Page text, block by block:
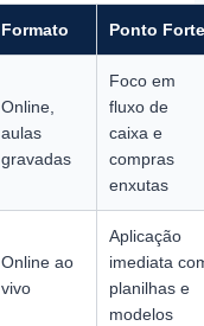
Formato Ponto Forte
Online,
aulas
gravadas
Foco em
fluxo de
caixa e
compras
enxutas
Online ao
vivo
Aplicação
imediata
planilhas e
modelos